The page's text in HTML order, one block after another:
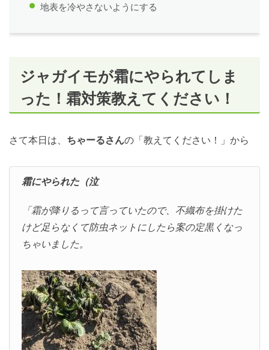
地表を冷やさないようにする
ジャガイモが霜にやられてしま
った！霜対策教えてください！
さて本日は、 ちゃーるさんの「教えてください！」から
霜にやられた（泣
「霜が降りるって言っていたので、不織布を掛けた
けど足らなくて防虫ネットにしたら案の定黒くなっ
ちゃいました。